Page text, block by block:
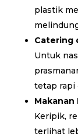
plastik
Catering
Untuk
tetap rapi
Makanan
Keripik,
terlihat